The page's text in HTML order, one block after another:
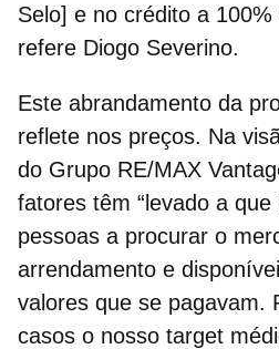
Selo] e no crédito a 100%
refere Diogo Severino.
Este abrandamento da
reflete nos preços. Na
do Grupo RE/MAX
fatores têm “levado a que
pessoas a procurar o
arrendamento e
valores que se pagavam.
casos o nosso target